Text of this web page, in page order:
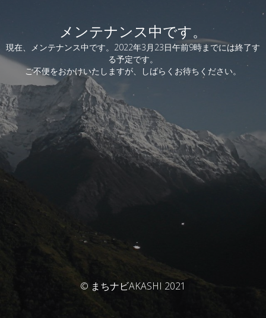
メンテナンス中です。
現在、メンテナンス中です。2022年3月23日午前9時までには終了す
る予定です。
ご不便をおかけいたしますが、しばらくお待ちください。
© まちナビAKASHI 2021